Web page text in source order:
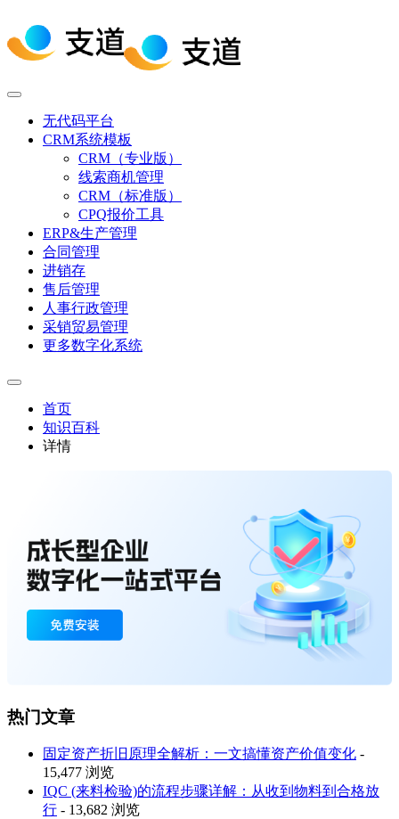
无代码平台
CRM系统模板
CRM（专业版）
线索商机管理
CRM（标准版）
CPQ报价工具
ERP&生产管理
合同管理
进销存
售后管理
人事行政管理
采销贸易管理
更多数字化系统
首页
知识百科
详情
热门文章
固定资产折旧原理全解析：一文搞懂资产价值变化 -
15,477 浏览
IQC (来料检验)的流程步骤详解：从收到物料到合格放
行 - 13,682 浏览